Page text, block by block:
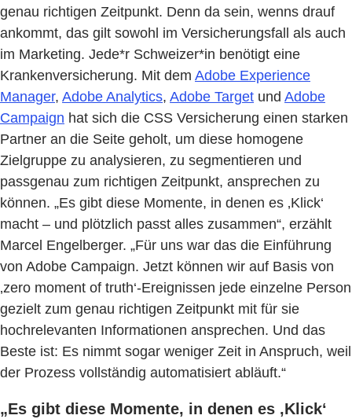
genau richtigen Zeitpunkt. Denn da sein, wenns drauf
ankommt, das gilt sowohl im Versicherungsfall als auch
im Marketing. Jede*r Schweizer*in benötigt eine
Krankenversicherung. Mit dem Adobe Experience
Manager, Adobe Analytics, Adobe Target und Adobe
Campaign hat sich die CSS Versicherung einen starken
Partner an die Seite geholt, um diese homogene
Zielgruppe zu analysieren, zu segmentieren und
passgenau zum richtigen Zeitpunkt, ansprechen zu
können. „Es gibt diese Momente, in denen es ‚Klick‘
macht – und plötzlich passt alles zusammen“, erzählt
Marcel Engelberger. „Für uns war das die Einführung
von Adobe Campaign. Jetzt können wir auf Basis von
‚zero moment of truth‘-Ereignissen jede einzelne Person
gezielt zum genau richtigen Zeitpunkt mit für sie
hochrelevanten Informationen ansprechen. Und das
Beste ist: Es nimmt sogar weniger Zeit in Anspruch, weil
der Prozess vollständig automatisiert abläuft.“
„Es gibt diese Momente, in denen es ‚Klick‘